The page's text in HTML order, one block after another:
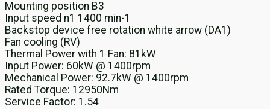
Mounting position B3
Input speed n1 1400 min-1
Backstop device free rotation white arrow (DA1)
Fan cooling (RV)
Thermal Power with 1 Fan: 81kW
Input Power: 60kW @ 1400rpm
Mechanical Power: 92.7kW @ 1400rpm
Rated Torque: 12950Nm
Service Factor: 1.54